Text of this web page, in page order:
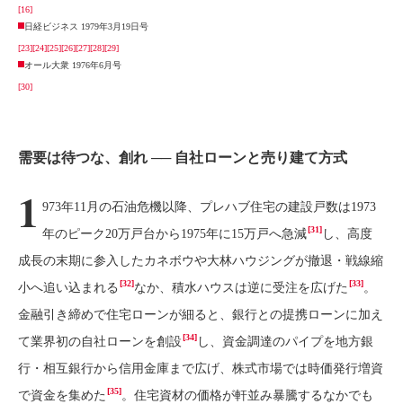
[16]
日経ビジネス 1979年3月19日号
[23][24][25][26][27][28][29]
オール大衆 1976年6月号
[30]
需要は待つな、創れ ── 自社ローンと売り建て方式
1 973年11月の石油危機以降、プレハブ住宅の建設戸数は1973
年のピーク20万戸台から1975年に15万戸へ急減 [31] し、高度
成長の末期に参入したカネボウや大林ハウジングが撤退・戦線縮
小へ追い込まれる [32]なか、積水ハウスは逆に受注を広げた [33]。
金融引き締めで住宅ローンが細ると、銀行との提携ローンに加え
て業界初の自社ローンを創設 [34] し、資金調達のパイプを地方銀
行・相互銀行から信用金庫まで広げ、株式市場では時価発行増資
で資金を集めた [35]。住宅資材の価格が軒並み暴騰するなかでも